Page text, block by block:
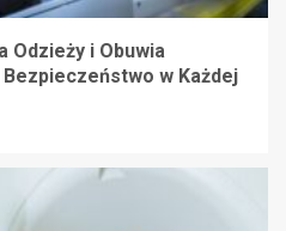
Odzieży i Obuwia
w Każdej